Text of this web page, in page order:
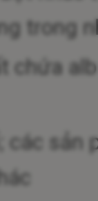
trong
chứa
các sản